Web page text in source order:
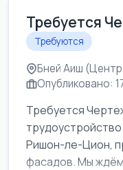
Требуется
Требуются
Бней Аиш
Опубликовано:
Требуется
Ришон-ле-Цион,
фасадов. Мы